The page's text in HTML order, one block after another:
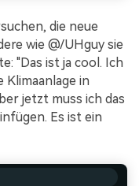
die neue
wie @/UHguy sie
"Das ist ja cool. Ich
Klimaanlage in
jetzt muss ich das
Es ist ein